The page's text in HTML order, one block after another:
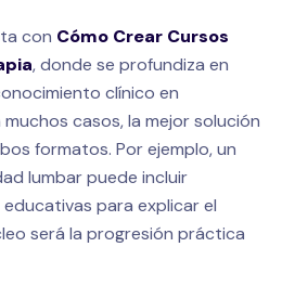
con Cómo Crear Cursos
, donde se profundiza en
clínico en
casos, la mejor solución
formatos. Por ejemplo, un
lumbar puede incluir
para explicar el
será la progresión práctica